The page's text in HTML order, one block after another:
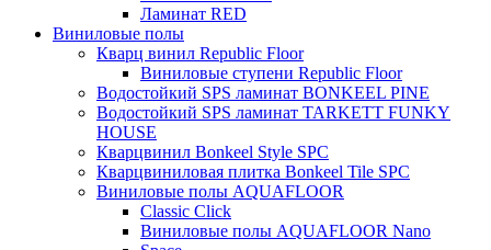
Ламинат RED
Виниловые полы
Кварц винил Republic Floor
Виниловые ступени Republic Floor
Водостойкий SPS ламинат BONKEEL PINE
Водостойкий SPS ламинат TARKETT FUNKY
HOUSE
Кварцвинил Bonkeel Style SPC
Кварцвиниловая плитка Bonkeel Tile SPC
Виниловые полы AQUAFLOOR
Classic Click
Виниловые полы AQUAFLOOR Nano